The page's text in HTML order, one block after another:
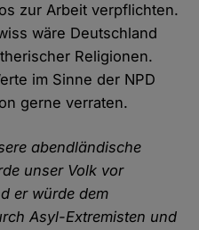
zur Arbeit verpflichten.
wäre Deutschland
Religionen.
im Sinne der NPD
gerne verraten.
abendländische
unser Volk vor
er würde dem
Asyl-Extremisten und